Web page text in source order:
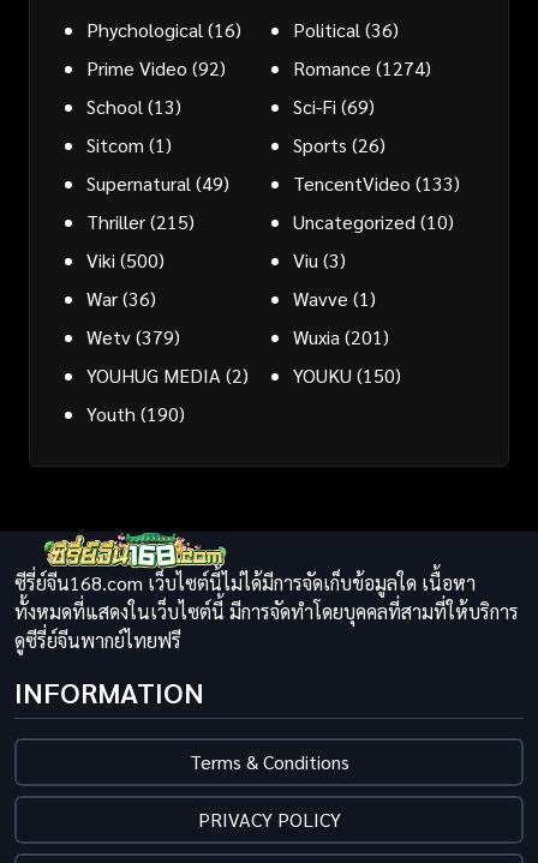
Phychological (16) Political (36)
Prime Video (92) Romance (1274)
School (13) Sci-Fi (69)
Sitcom (1) Sports (26)
Supernatural (49) TencentVideo (133)
Thriller(215) Uncategorized (10)
Viki (500) Viu (3)
War(36) Wavve (1)
Wetv(379) Wuxia (201)
YOUHUG MEDIA (2) YOUKU (150)
Youth (190)
ซีรี่ย์จีน168.com เว็บไซต์นี้ไม่ได้มีการจัดเก็บข้อมูลใด เนื้อหา
ทั้งหมดที่แสดงในเว็บไซต์นี้ มีการจัดทำโดยบุคคลที่สามที่ให้บริการ
ดูซีรี่ย์จีนพากย์ไทยฟรี
INFORMATION
Terms & Conditions
PRIVACY POLICY